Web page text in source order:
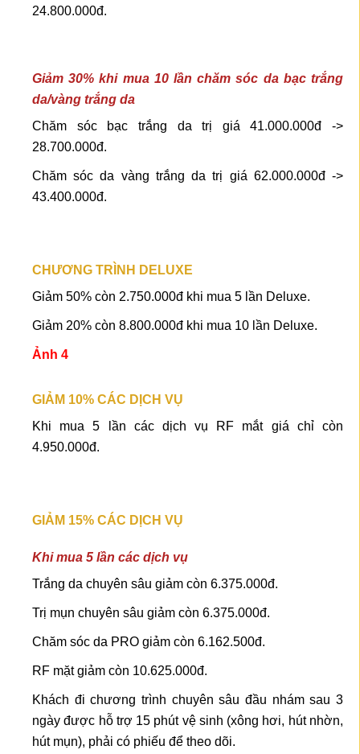
24.800.000đ.
Giảm 30% khi mua 10 lần chăm sóc da bạc trắng
da/vàng trắng da
Chăm sóc bạc trắng da trị giá 41.000.000đ ->
28.700.000đ.
Chăm sóc da vàng trắng da trị giá 62.000.000đ ->
43.400.000đ.
CHƯƠNG TRÌNH DELUXE
Giảm 50% còn 2.750.000đ khi mua 5 lần Deluxe.
Giảm 20% còn 8.800.000đ khi mua 10 lần Deluxe.
Ảnh 4
GIẢM 10% CÁC DỊCH VỤ
Khi mua 5 lần các dịch vụ RF mắt giá chỉ còn
4.950.000đ.
GIẢM 15% CÁC DỊCH VỤ
Khi mua 5 lần các dịch vụ
Trắng da chuyên sâu giảm còn 6.375.000đ.
Trị mụn chuyên sâu giảm còn 6.375.000đ.
Chăm sóc da PRO giảm còn 6.162.500đ.
RF mặt giảm còn 10.625.000đ.
Khách đi chương trình chuyên sâu đầu nhám sau 3
ngày được hỗ trợ 15 phút vệ sinh (xông hơi, hút nhờn,
hút mụn), phải có phiếu để theo dõi.